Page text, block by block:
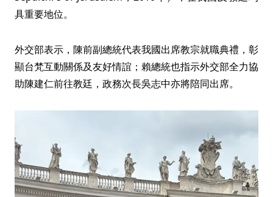
具重要地位。
外交部表示，陳前副總統代表我國出席教宗就職典禮，彰
顯台梵互動關係及友好情誼；賴總統也指示外交部全力協
助陳建仁前往教廷，政務次長吳志中亦將陪同出席。